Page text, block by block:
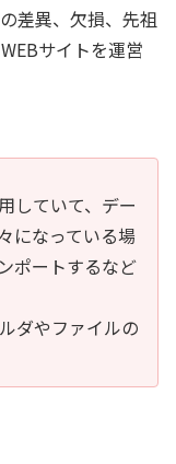
差異、欠損、先祖
サイトを運営
していて、デー
になっている場
ポートするなど
ダやファイルの